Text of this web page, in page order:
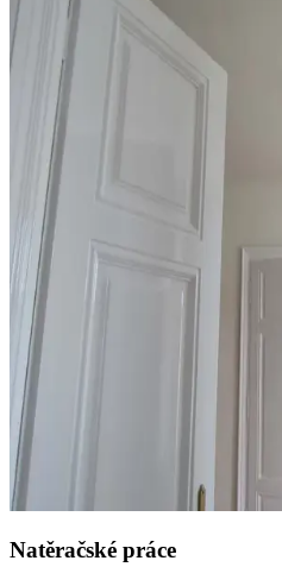
Natěračské práce